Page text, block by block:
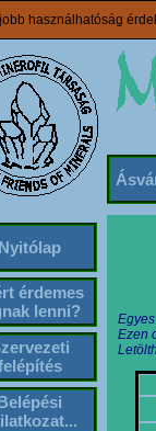
használhatóság
Nyitólap
érdemes
lenni?
Ezen